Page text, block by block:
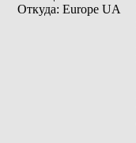
Откуда: Europe UA